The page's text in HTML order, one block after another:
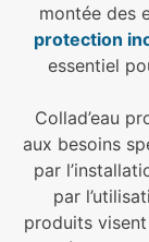
montée des
protection
essentiel
Collad’eau
aux besoins
par
par
produits